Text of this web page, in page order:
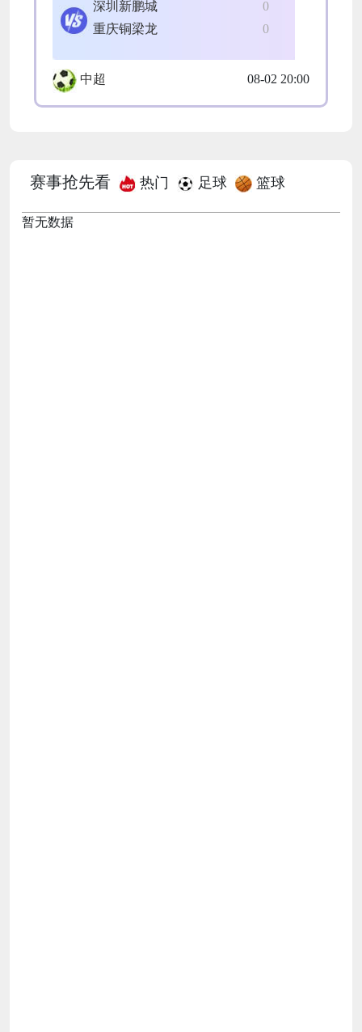
0
深圳新鹏城
0
重庆铜梁龙
中超 08-02 20:00
赛事抢先看 热门 足球 篮球
暂无数据